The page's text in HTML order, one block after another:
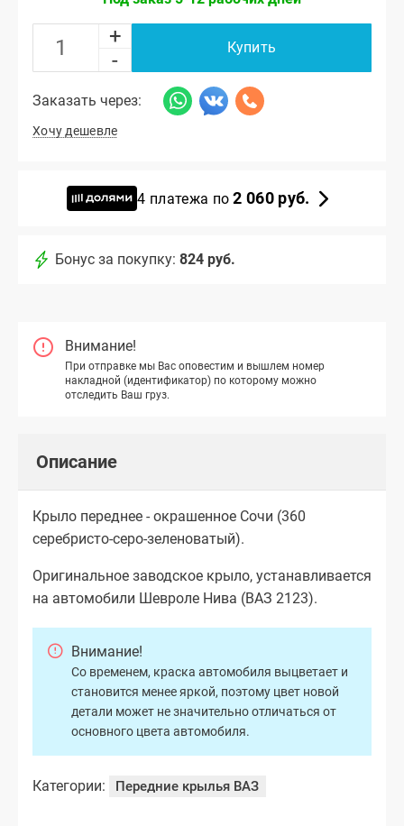
+
-
Купить
Заказать через:
Хочу дешевле
4 платежа по2 060 руб.
Бонус за покупку: 824 руб.
Внимание!
При отправке мы Вас оповестим и вышлем номер
накладной (идентификатор) по которому можно
отследить Ваш груз.
Описание
Крыло переднее - окрашенное Сочи (360
серебристо-серо-зеленоватый).
Оригинальное заводское крыло, устанавливается
на автомобили Шевроле Нива (ВАЗ 2123).
Внимание!
Со временем, краска автомобиля выцветает и
становится менее яркой, поэтому цвет новой
детали может не значительно отличаться от
основного цвета автомобиля.
Категории: Передние крылья ВАЗ